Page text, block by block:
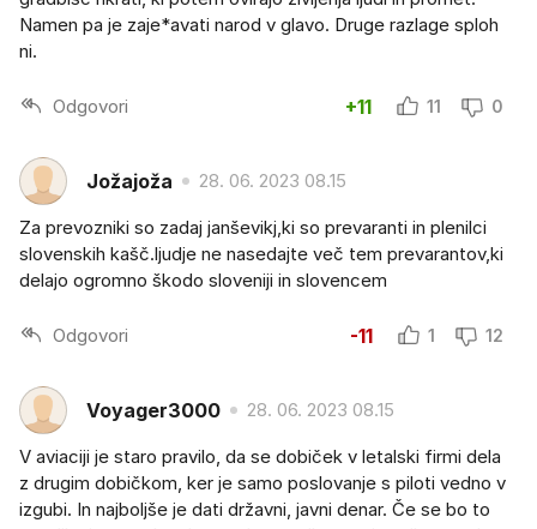
Namen pa je zaje*avati narod v glavo. Druge razlage sploh
ni.
Odgovori +11 11 0
Jožajoža 28. 06. 2023 08.15
Za prevozniki so zadaj janševikj,ki so prevaranti in plenilci
slovenskih kašč.ljudje ne nasedajte več tem prevarantov,ki
delajo ogromno škodo sloveniji in slovencem
Odgovori -11 1 12
Voyager3000 28. 06. 2023 08.15
V aviaciji je staro pravilo, da se dobiček v letalski firmi dela
z drugim dobičkom, ker je samo poslovanje s piloti vedno v
izgubi. In najboljše je dati državni, javni denar. Če se bo to